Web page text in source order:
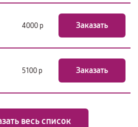
4000 р Заказать
5100 р Заказать
весь список